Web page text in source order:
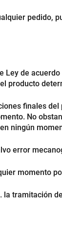
Ley de
producto
finales
No
ningún
error
momento
la tramitación